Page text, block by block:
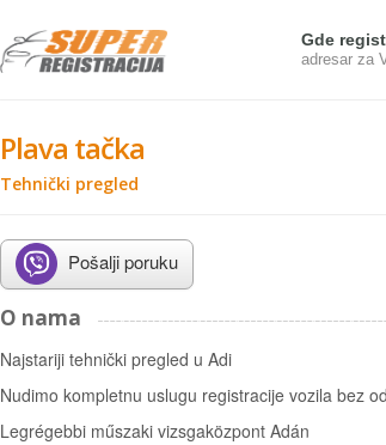
Gde
adresar za
Plava tačka
Tehnički pregled
Pošalji poruku
O nama
Najstariji tehnički pregled u Adi
Nudimo kompletnu uslugu registracije vozila bez
Legrégebbi műszaki vizsgaközpont Adán